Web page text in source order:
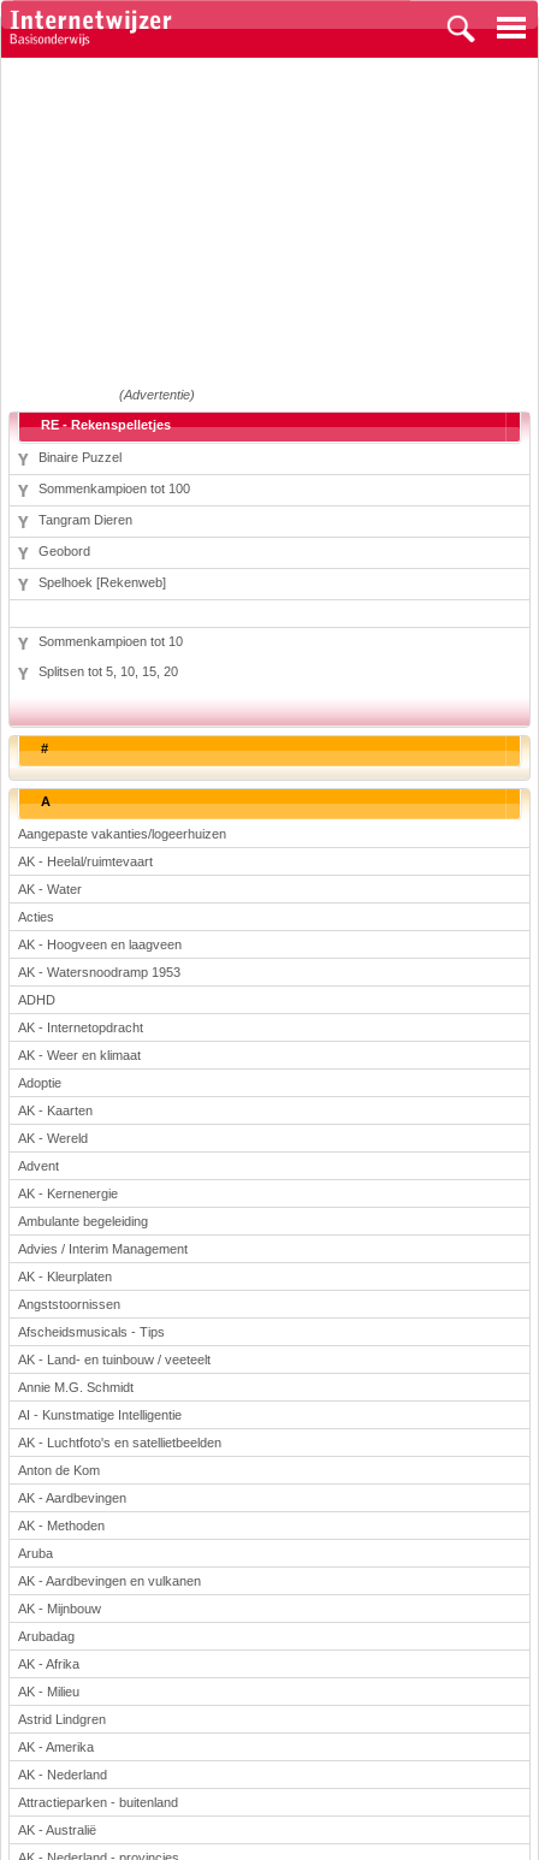
(Advertentie)
RE - Rekenspelletjes
Binaire Puzzel
Sommenkampioen tot 100
Tangram Dieren
Geobord
Spelhoek [Rekenweb]
Sommenkampioen tot 10
Splitsen tot 5, 10, 15, 20
#
A
Aangepaste vakanties/logeerhuizen
AK - Heelal/ruimtevaart
AK - Water
Acties
AK - Hoogveen en laagveen
AK - Watersnoodramp 1953
ADHD
AK - Internetopdracht
AK - Weer en klimaat
Adoptie
AK - Kaarten
AK - Wereld
Advent
AK - Kernenergie
Ambulante begeleiding
Advies / Interim Management
AK - Kleurplaten
Angststoornissen
Afscheidsmusicals - Tips
AK - Land- en tuinbouw / veeteelt
Annie M.G. Schmidt
AI - Kunstmatige Intelligentie
AK - Luchtfoto's en satellietbeelden
Anton de Kom
AK - Aardbevingen
AK - Methoden
Aruba
AK - Aardbevingen en vulkanen
AK - Mijnbouw
Arubadag
AK - Afrika
AK - Milieu
Astrid Lindgren
AK - Amerika
AK - Nederland
Attractieparken - buitenland
AK - Australië